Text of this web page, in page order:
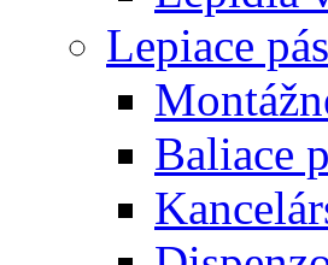
Lepiace
Baliace